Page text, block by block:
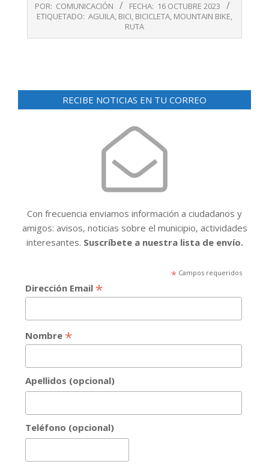
10-
POR: COMUNICACIÓN FECHA: 16 OCTUBRE 2023
ETIQUETADO: AGUILA, BICI, BICICLETA, MOUNTAIN BIKE,
RUTA
RECIBE NOTICIAS EN TU CORREO
Con frecuencia enviamos información a ciudadanos y
amigos: avisos, noticias sobre el municipio, actividades
interesantes. Suscríbete a nuestra lista de envío.
*Campos requeridos
Dirección Email *
Nombre *
Apellidos (opcional)
Teléfono (opcional)